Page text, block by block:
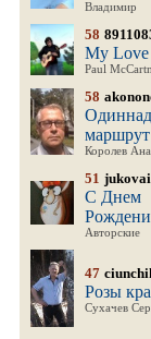
Владимир
58
My Love
Paul
58
маршрут
Королев
51
С Днем
Авторские
47
Розы
Сухачев